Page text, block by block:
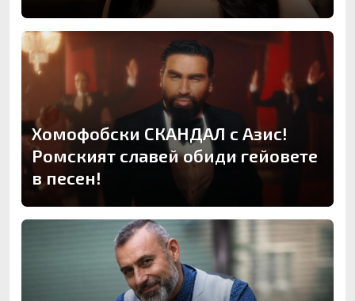
Хомофобски СКАНДАЛ с Азис!
Ромският славей обиди гейовете
в песен!